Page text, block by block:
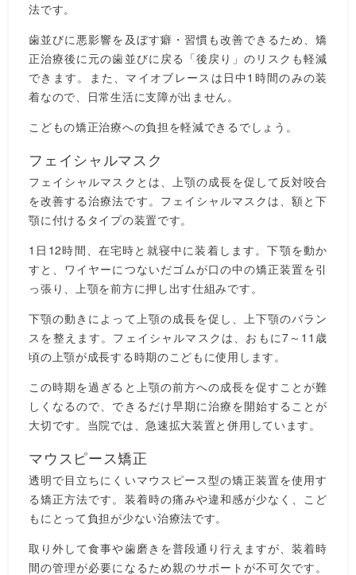
法です。
歯並びに悪影響を及ぼす癖・習慣も改善できるため、矯
正治療後に元の歯並びに戻る「後戻り」のリスクも軽減
できます。また、マイオブレースは日中1時間のみの装
着なので、日常生活に支障が出ません。
こどもの矯正治療への負担を軽減できるでしょう。
フェイシャルマスク
フェイシャルマスクとは、上顎の成長を促して反対咬合
を改善する治療法です。フェイシャルマスクは、額と下
顎に付けるタイプの装置です。
1日12時間、在宅時と就寝中に装着します。下顎を動か
すと、ワイヤーにつないだゴムが口の中の矯正装置を引
っ張り、上顎を前方に押し出す仕組みです。
下顎の動きによって上顎の成長を促し、上下顎のバラン
スを整えます。フェイシャルマスクは、おもに7～11歳
頃の上顎が成長する時期のこどもに使用します。
この時期を過ぎると上顎の前方への成長を促すことが難
しくなるので、できるだけ早期に治療を開始することが
大切です。当院では、急速拡大装置と併用しています。
マウスピース矯正
透明で目立ちにくいマウスピース型の矯正装置を使用す
る矯正方法です。装着時の痛みや違和感が少なく、こど
もにとって負担が少ない治療法です。
取り外して食事や歯磨きを普段通り行えますが、装着時
間の管理が必要になるため親のサポートが不可欠です。